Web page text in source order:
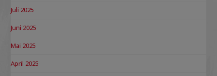
Juli 2025
Juni 2025
Mai 2025
April 2025